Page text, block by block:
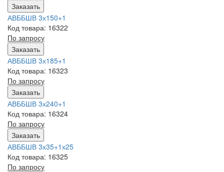
Заказать
АВББШВ 3х150+1
Код товара: 16322
По запросу
Заказать
АВББШВ 3х185+1
Код товара: 16323
По запросу
Заказать
АВББШВ 3х240+1
Код товара: 16324
По запросу
Заказать
АВББШВ 3х35+1х25
Код товара: 16325
По запросу